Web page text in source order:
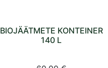
BIOJÄÄTMETE KONTEINER
140 L